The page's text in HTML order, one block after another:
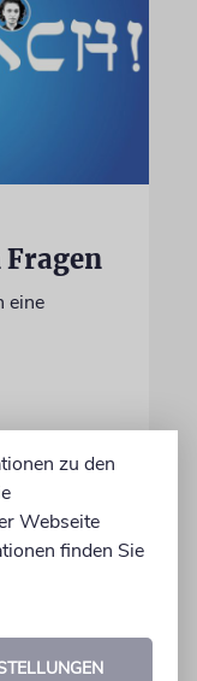
eine
zu den
Webseite
finden Sie